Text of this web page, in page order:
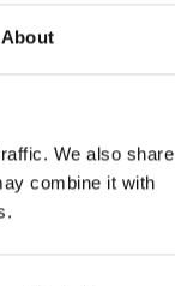
About
We also share
combine it with